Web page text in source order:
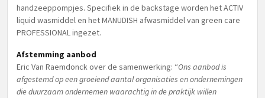
handzeeppompjes. Specifiek in de backstage worden het ACTIV
liquid wasmiddel en het MANUDISH afwasmiddel van green care
PROFESSIONAL ingezet.
Afstemming aanbod
Eric Van Raemdonck over de samenwerking: “Ons aanbod is
afgestemd op een groeiend aantal organisaties en ondernemingen
die duurzaam ondernemen waarachtig in de praktijk willen